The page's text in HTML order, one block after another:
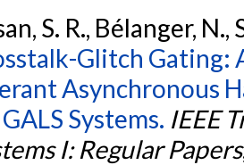
S. R., Bélanger,
Glitch Gating:
Asynchronous
Systems. IEEE
I: Regular Papers